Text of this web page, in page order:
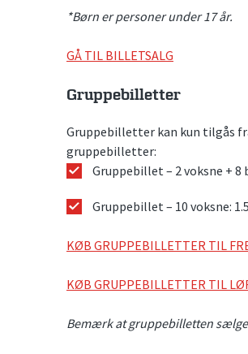
*Børn er personer under 17 år.
GÅ TIL BILLETSALG
Gruppebilletter
Gruppebilletter kan kun tilgås
gruppebilletter:
Gruppebillet – 2 voksne +
Gruppebillet – 10 voksne:
KØB GRUPPEBILLETTER TIL
KØB GRUPPEBILLETTER TIL
Bemærk at gruppebilletten